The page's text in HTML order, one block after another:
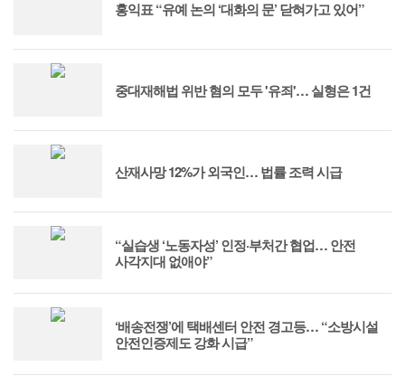
홍익표 “유예 논의 ‘대화의 문’ 닫혀가고 있어”
중대재해법 위반 혐의 모두 '유죄'… 실형은 1건
산재사망 12%가 외국인… 법률 조력 시급
“실습생 ‘노동자성’ 인정·부처간 협업… 안전
사각지대 없애야”
‘배송전쟁’에 택배센터 안전 경고등… “소방시설
안전인증제도 강화 시급”